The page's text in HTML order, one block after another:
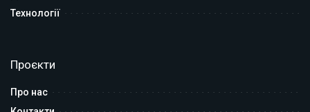
Технології
Проєкти
Про нас